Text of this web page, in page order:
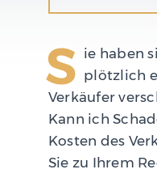
S ie haben
plötzlich
Verkäufer
Kann ich
Kosten des
Sie zu Ihrem